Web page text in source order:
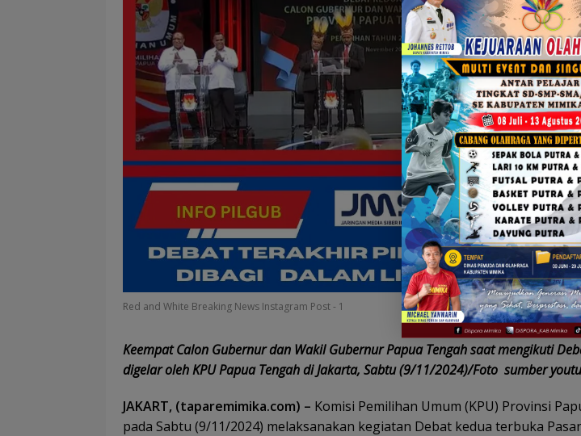
Red and White Breaking News Instagram Post - 1
Keempat Calon Gubernur dan Wakil Gubernur Papua Tengah saat mengikuti
digelar oleh KPU Papua Tengah di Jakarta, Sabtu (9/11/2024)/Foto sumber
JAKART, (taparemimika.com) – Komisi Pemilihan Umum (KPU) Provinsi
pada Sabtu (9/11/2024) melaksanakan kegiatan Debat kedua terbuka